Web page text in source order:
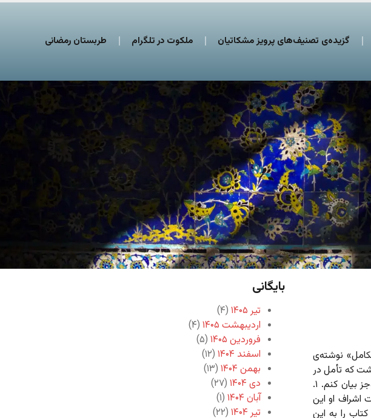
گزیده‌ی تصنیف‌های پرویز مشکاتیان ملکوت در تلگرام طربستان رمضانی
نوشته‌ی
که تأمل در
آن‌ها بسیار آموزنده است. سعی می‌کنم خلاصه‌ی نظرم را موجز بیان کنم. ۱.
او این
را به این
بایگانی
تیر ۱۴۰۵
(۴)
اردیبهشت ۱۴۰۵
(۴)
فروردین ۱۴۰۵
(۵)
اسفند ۱۴۰۴
(۱۲)
بهمن ۱۴۰۴
(۱۳)
دی ۱۴۰۴
(۲۷)
آبان ۱۴۰۴
(۱)
تیر ۱۴۰۴
(۲۲)